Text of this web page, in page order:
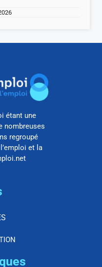
étant une
nombreuses
regroupé
et la